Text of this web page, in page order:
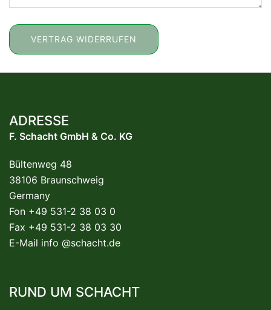
VERTRAG WIDERRUFEN
ADRESSE
F. Schacht GmbH & Co. KG
Bültenweg 48
38106 Braunschweig
Germany
Fon +49 531-2 38 03 0
Fax +49 531-2 38 03 30
E-Mail info @schacht.de
RUND UM SCHACHT